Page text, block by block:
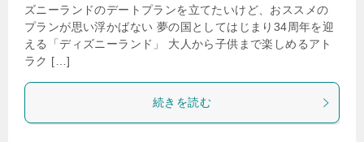
ズニーランドのデートプランを立てたいけど、おススメの
プランが思い浮かばない 夢の国としてはじまり34周年を迎
える「ディズニーランド」 大人から子供まで楽しめるアト
ラク […]
続きを読む